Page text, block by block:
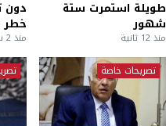
طويلة استمرت ستة
شهور
منذ 12 ثانية
دون
خطر
منذ 2 ساعة
تصريحات خاصة